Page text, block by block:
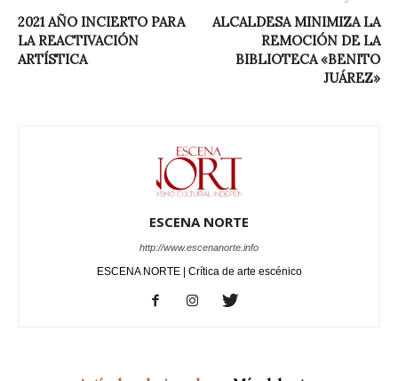
2021 AÑO INCIERTO PARA
LA REACTIVACIÓN
ARTÍSTICA
ALCALDESA MINIMIZA LA
REMOCIÓN DE LA
BIBLIOTECA «BENITO
JUÁREZ»
ESCENA NORTE
http://www.escenanorte.info
ESCENA NORTE | Crítica de arte escénico